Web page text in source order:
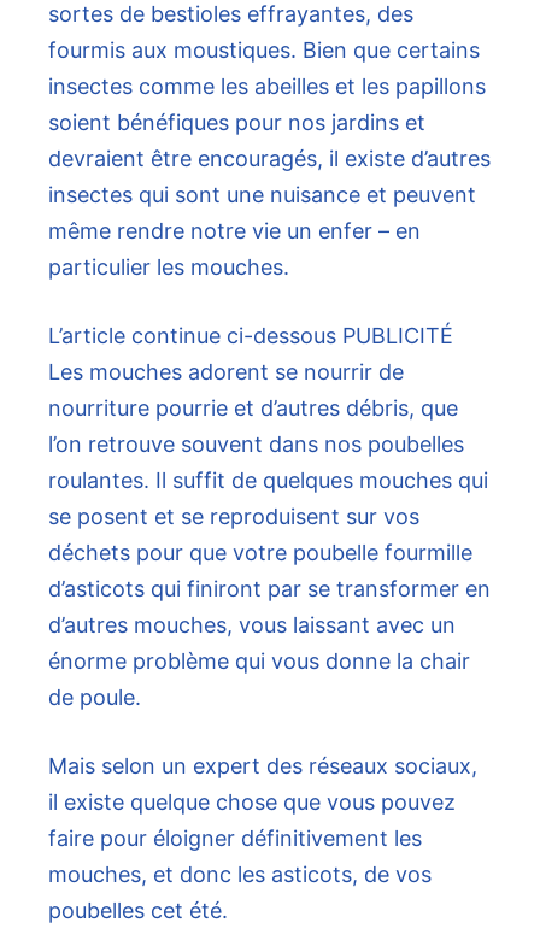
sortes de bestioles effrayantes, des
fourmis aux moustiques. Bien que certains
insectes comme les abeilles et les papillons
soient bénéfiques pour nos jardins et
devraient être encouragés, il existe d’autres
insectes qui sont une nuisance et peuvent
même rendre notre vie un enfer – en
particulier les mouches.
L’article continue ci-dessous PUBLICITÉ
Les mouches adorent se nourrir de
nourriture pourrie et d’autres débris, que
l’on retrouve souvent dans nos poubelles
roulantes. Il suffit de quelques mouches qui
se posent et se reproduisent sur vos
déchets pour que votre poubelle fourmille
d’asticots qui finiront par se transformer en
d’autres mouches, vous laissant avec un
énorme problème qui vous donne la chair
de poule.
Mais selon un expert des réseaux sociaux,
il existe quelque chose que vous pouvez
faire pour éloigner définitivement les
mouches, et donc les asticots, de vos
poubelles cet été.